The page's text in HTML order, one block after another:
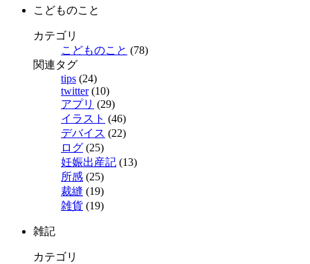
こどものこと
カテゴリ
こどものこと (78)
関連タグ
tips (24)
twitter(10)
アプリ (29)
イラスト (46)
デバイス (22)
ログ (25)
妊娠出産記 (13)
所感 (25)
裁縫 (19)
雑貨 (19)
雑記
カテゴリ